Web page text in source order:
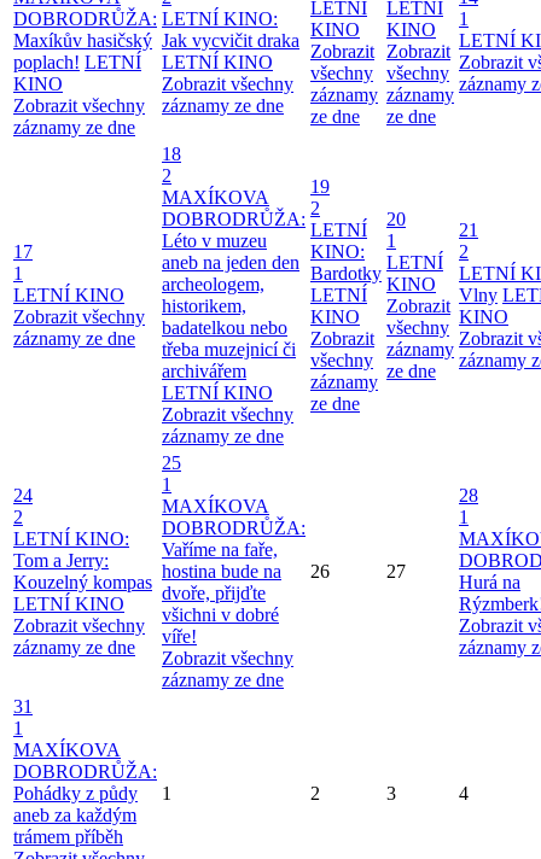
DOBRODRŮŽA:
Maxíkův hasičský
poplach! LETNÍ
KINO
Zobrazit všechny
záznamy ze dne
LETNÍ KINO:
Jak vycvičit draka
LETNÍ KINO
Zobrazit všechny
záznamy ze dne
LETNÍ
KINO
Zobrazit
všechny
záznamy
ze dne
LETNÍ
KINO
Zobrazit
všechny
záznamy
ze dne
1
LETNÍ
Zobrazit
záznamy
17
1
LETNÍ KINO
Zobrazit všechny
záznamy ze dne
18
2
MAXÍKOVA
DOBRODRŮŽA:
Léto v muzeu
aneb na jeden den
archeologem,
historikem,
badatelkou nebo
třeba muzejnicí či
archivářem
LETNÍ KINO
Zobrazit všechny
záznamy ze dne
19
2
LETNÍ
KINO:
Bardotky
LETNÍ
KINO
Zobrazit
všechny
záznamy
ze dne
20
1
LETNÍ
KINO
Zobrazit
všechny
záznamy
ze dne
21
2
LETNÍ
Vlny
KINO
Zobrazit
záznamy
24
2
LETNÍ KINO:
Tom a Jerry:
Kouzelný kompas
LETNÍ KINO
Zobrazit všechny
záznamy ze dne
25
1
MAXÍKOVA
DOBRODRŮŽA:
Vaříme na faře,
hostina bude na
dvoře, přijďte
všichni v dobré
víře!
Zobrazit všechny
záznamy ze dne
26 27
28
1
Hurá na
Zobrazit
záznamy
31
1
MAXÍKOVA
DOBRODRŮŽA:
Pohádky z půdy
aneb za každým
trámem příběh
1 2 3 4